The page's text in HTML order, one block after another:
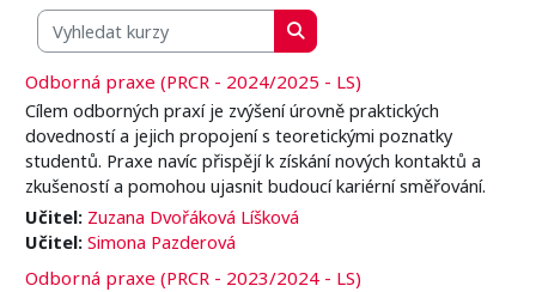
Vyhledat kurzy
Vyhledat kurzy
Odborná praxe (PRCR - 2024/2025 - LS)
Cílem odborných praxí je zvýšení úrovně praktických
dovedností a jejich propojení s teoretickými poznatky
studentů. Praxe navíc přispějí k získání nových kontaktů a
zkušeností a pomohou ujasnit budoucí kariérní směřování.
Učitel: Zuzana Dvořáková Líšková
Učitel: Simona Pazderová
Odborná praxe (PRCR - 2023/2024 - LS)